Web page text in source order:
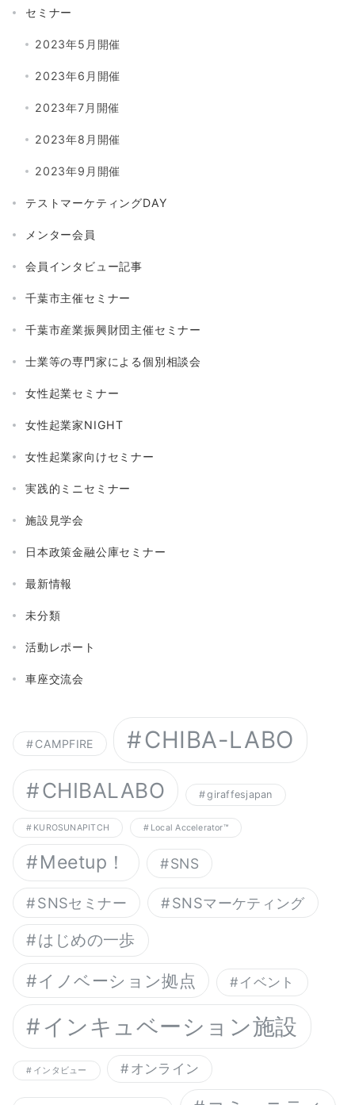
セミナー
2023年5月開催
2023年6月開催
2023年7月開催
2023年8月開催
2023年9月開催
テストマーケティングDAY
メンター会員
会員インタビュー記事
千葉市主催セミナー
千葉市産業振興財団主催セミナー
士業等の専門家による個別相談会
女性起業セミナー
女性起業家NIGHT
女性起業家向けセミナー
実践的ミニセミナー
施設見学会
日本政策金融公庫セミナー
最新情報
未分類
活動レポート
車座交流会
CAMPFIRE CHIBA-LABO
CHIBALABO giraffesjapan
KUROSUNAPITCH Local Accelerator™︎
Meetup！ SNS
SNSセミナー SNSマーケティング
はじめの一歩
イノベーション拠点 イベント
インキュベーション施設
インタビュー オンライン